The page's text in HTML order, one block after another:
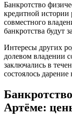
Банкротство
кредитной истории
совместного
банкротства будут
Интересы других
долевом владении
заключались в
состоялось
Артёме: